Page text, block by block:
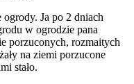
ogrody. Ja po 2 dniach
w ogrodzie pana
porzuconych, rozmaitych
na ziemi porzucone
stało.